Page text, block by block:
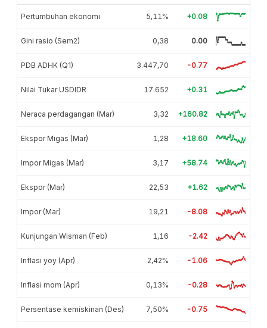
Pertumbuhan ekonomi 5,11% +0.08
Gini rasio (Sem2) 0,38 0.00
PDB ADHK (Q1) 3.447,70 -0.77
Nilai Tukar USDIDR 17.652 +0.31
Neraca perdagangan (Mar) 3,32 +160.82
Ekspor Migas (Mar) 1,28 +18.60
Impor Migas (Mar) 3,17 +58.74
Ekspor (Mar) 22,53 +1.62
Impor (Mar) 19,21 -8.08
Kunjungan Wisman (Feb) 1,16 -2.42
Inflasi yoy (Apr) 2,42% -1.06
Inflasi mom (Apr) 0,13% -0.28
Persentase kemiskinan (Des) 7,50% -0.75